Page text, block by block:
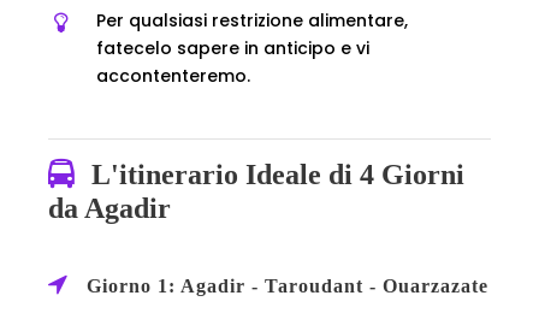
Per qualsiasi restrizione alimentare,
fatecelo sapere in anticipo e vi
accontenteremo.
L'itinerario Ideale di 4 Giorni
da Agadir
Giorno 1: Agadir - Taroudant - Ouarzazate